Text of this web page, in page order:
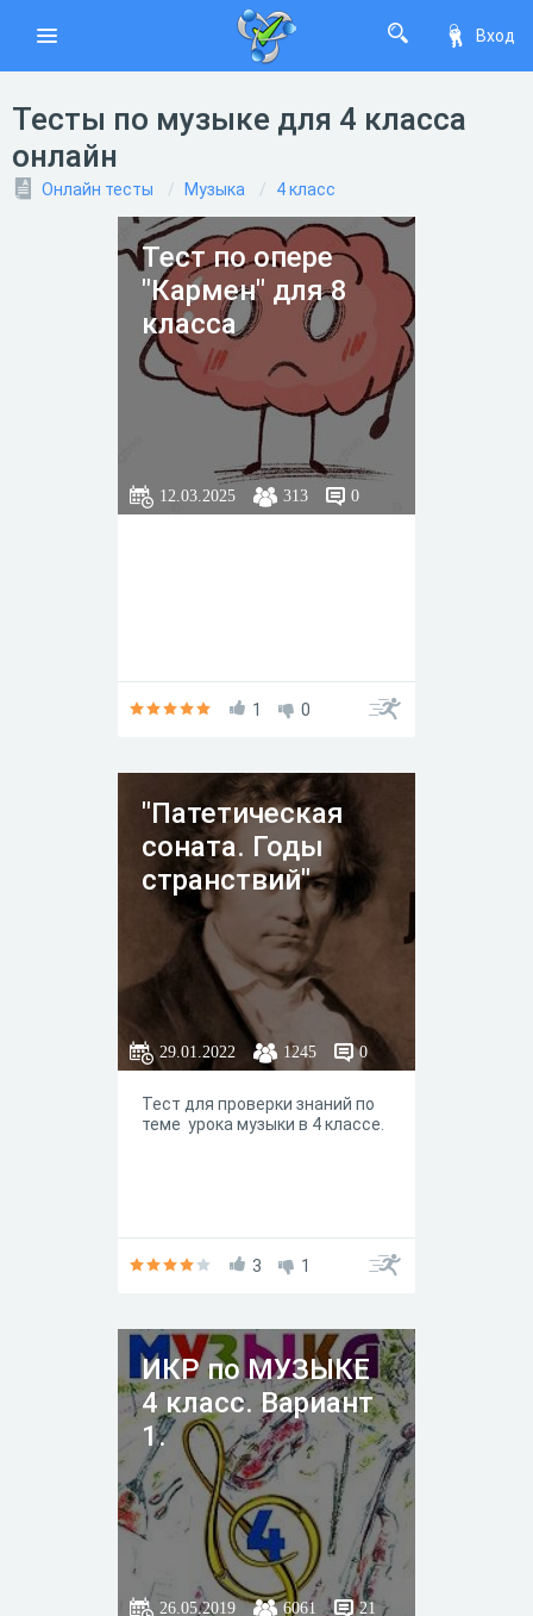
Вход
Тесты по музыке для 4 класса
онлайн
Онлайн тесты Музыка 4 класс
Тест по опере
"Кармен" для 8
класса
12.03.2025 313 0
1 0
"Патетическая
соната. Годы
странствий"
29.01.2022 1245 0
Тест для проверки знаний по
теме урока музыки в 4 классе.
3 1
ИКР по МУЗЫКЕ
4 класс. Вариант
1.
26.05.2019 6061 21